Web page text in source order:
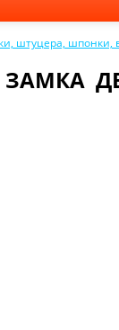
штуцера, шпонки,